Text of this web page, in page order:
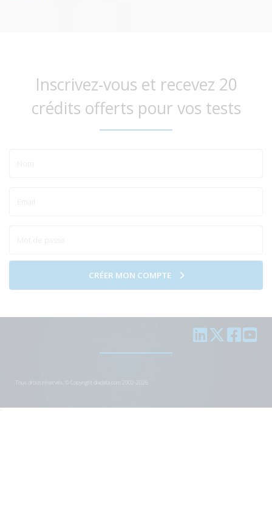
Inscrivez-vous et recevez 20
crédits offerts pour vos tests
CRÉER MON COMPTE
Tous droits réservés. © Copyright dixdata.com 2002-2026